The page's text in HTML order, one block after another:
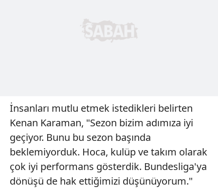
İnsanları mutlu etmek istedikleri belirten
Kenan Karaman, "Sezon bizim adımıza iyi
geçiyor. Bunu bu sezon başında
beklemiyorduk. Hoca, kulüp ve takım olarak
çok iyi performans gösterdik. Bundesliga'ya
dönüşü de hak ettiğimizi düşünüyorum."